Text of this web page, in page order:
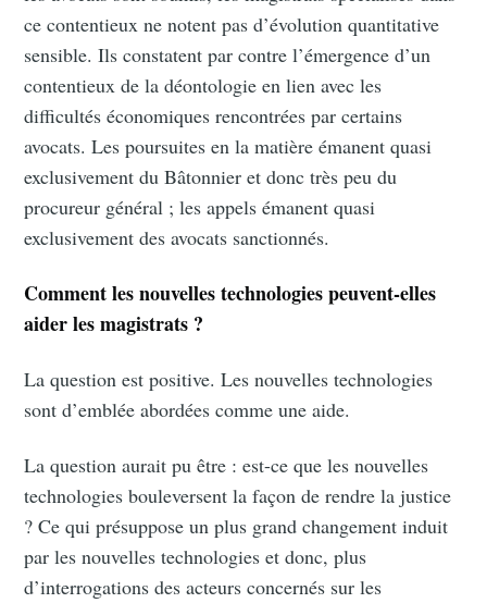
ce contentieux ne notent pas d’évolution quantitative
sensible. Ils constatent par contre l’émergence d’un
contentieux de la déontologie en lien avec les
difficultés économiques rencontrées par certains
avocats. Les poursuites en la matière émanent quasi
exclusivement du Bâtonnier et donc très peu du
procureur général ; les appels émanent quasi
exclusivement des avocats sanctionnés.
Comment les nouvelles technologies peuvent-elles
aider les magistrats ?
La question est positive. Les nouvelles technologies
sont d’emblée abordées comme une aide.
La question aurait pu être : est-ce que les nouvelles
technologies bouleversent la façon de rendre la justice
? Ce qui présuppose un plus grand changement induit
par les nouvelles technologies et donc, plus
d’interrogations des acteurs concernés sur les